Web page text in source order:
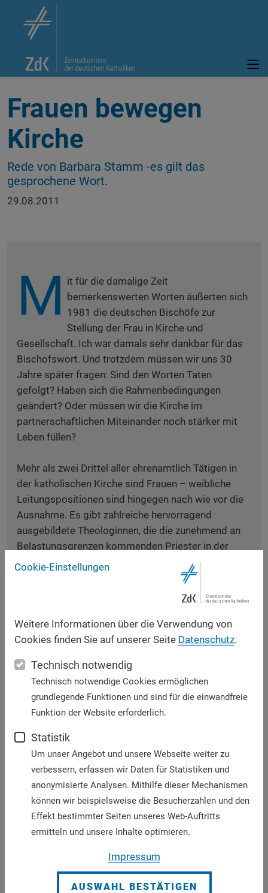
Frauen bewegen
Kirche
Rede von Barbara Stamm -es gilt das
gesprochene Wort.
29.08.2011
M it für die damalige Zeit
bemerkenswerten Worten äußerten sich
1981 die deutschen Bischöfe zur
Stellung der Frau in Kirche und
Gesellschaft. Ich war damals sehr dankbar für das
Bischofswort. Und trotzdem müssen wir uns 30
Jahre später fragen: Sind den Worten Taten
gefolgt? Haben sich die Rahmenbedingungen
geändert? Oder müssen wir die Kirche im
partnerschaftlichen Miteinander noch stärker mit
Leben füllen?
Mehr als zwei Drittel aller ehrenamtlich Tätigen in
der katholischen Kirche sind Frauen – weibliche
Leitungspositionen sind hingegen nach wie vor die
Ausnahme. Es gibt zahlreiche hervorragend
ausgebildete Theologinnen, die die zunehmend an
Belastungsgrenzen kommenden Priester in der
Seelsorge unterstützen könnten – und trotzdem ist
die Diakonatsweihe für Frauen noch immer nicht
Wie also weiter mit den Frauen und der Kirche?
Aufgeben ist keine Option. Denn es ist unsere
versuchen. Ich setze meine Hoffnung daher in den
vor kurzem begonnenen Dialogprozess, in dem die
Partizipation der Geschlechter eine tragende Rolle
spielen wird. Ich wünsche mir, dass es ein echter
Dialog sein möge, der auch die heißen Eisen
anpackt und der konkrete Ergebnisse bringt. Dann
kann er eine echte Chance sein – nicht allein für uns
Frauen, sondern für eine hoffnungsvolle, offene
Kirche der Zukunft.
Barbara Stamm MdL, Präsidentin des Bayerischen
Landtags
Cookie-Einstellungen
Weitere Informationen über die Verwendung von
Cookies finden Sie auf unserer Seite Datenschutz.
Technisch notwendig
Technisch notwendige Cookies ermöglichen
grundlegende Funktionen und sind für die einwandfreie
Funktion der Website erforderlich.
Statistik
Um unser Angebot und unsere Webseite weiter zu
verbessern, erfassen wir Daten für Statistiken und
anonymisierte Analysen. Mithilfe dieser Mechanismen
können wir beispielsweise die Besucherzahlen und den
Effekt bestimmter Seiten unseres Web-Auftritts
ermitteln und unsere Inhalte optimieren.
Impressum
AUSWAHL BESTÄTIGEN